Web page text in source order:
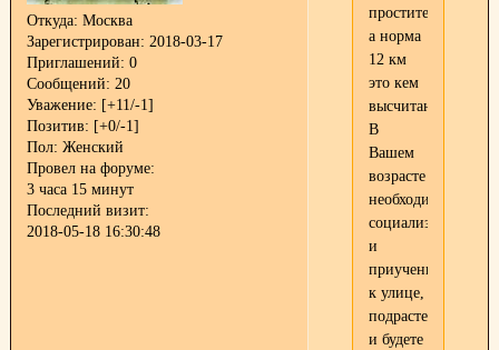
Откуда: Москва
Зарегистрирован: 2018-03-17
Приглашений: 0
Сообщений: 20
Уважение: [+11/-1]
Позитив: [+0/-1]
Пол: Женский
Провел на форуме:
3 часа 15 минут
Последний визит:
2018-05-18 16:30:48
простите,
а норма
12 км
это кем
высчитано?
В
Вашем
возрасте
необходима
социализация
и
приучение
к улице,
подрастет
и будете